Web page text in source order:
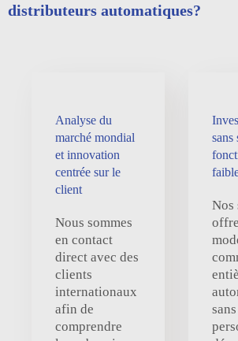
distributeurs automatiques?
Analyse du
marché mondial
et innovation
centrée sur le
client
Nous sommes
en contact
direct avec des
clients
internationaux
afin de
comprendre
sans
Nos